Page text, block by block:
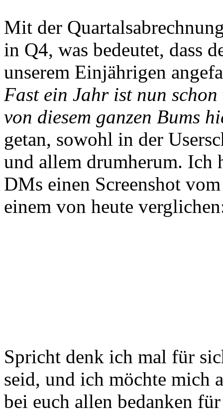
Mit der
in Q4, was bedeutet, dass
unserem Einjährigen
Fast ein Jahr ist nun
von diesem ganzen Bums
getan, sowohl in der
und allem drumherum. Ich
DMs einen Screenshot
einem von heute
Spricht denk ich mal für
seid, und ich möchte mich
bei euch allen bedanken